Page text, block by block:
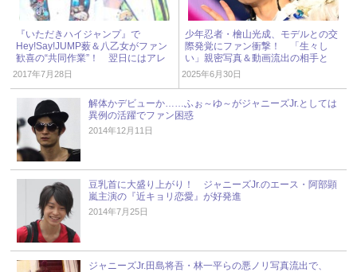
『いただきハイジャンプ』で
Hey!Say!JUMP薮＆八乙女がファン
歓喜の“共同作業”！ 翌日にはアレ
を作る人が続出!?
2017年7月28日
少年忍者・檜山光成、モデルとの交
際発覚にファン衝撃！ 「生々し
い」親密写真＆動画流出の相手と
は？ « ジャニーズ研究会
2025年6月30日
解体かデビューか……ふぉ～ゆ～がジャニーズJr.としては
異例の活躍でファン困惑
2014年12月11日
豆乳首に大盛り上がり！ ジャニーズJr.のエース・阿部顕
嵐主演の『近キョリ恋愛』が好発進
2014年7月25日
ジャニーズJr.田島将吾・林一平らの悪ノリ写真流出で、